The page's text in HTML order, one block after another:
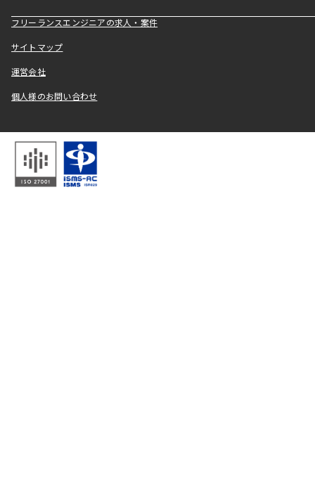
フリーランスエンジニアの求人・案件
サイトマップ
運営会社
個人様のお問い合わせ